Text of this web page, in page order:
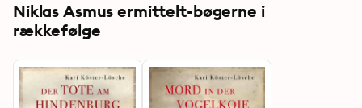
Niklas Asmus ermittelt-bøgerne i
rækkefølge